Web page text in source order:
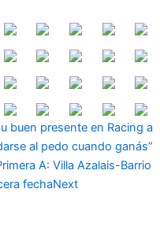
buen presente en Racing a
al pedo cuando ganás”
A: Villa Azalais-Barrio
fechaNext